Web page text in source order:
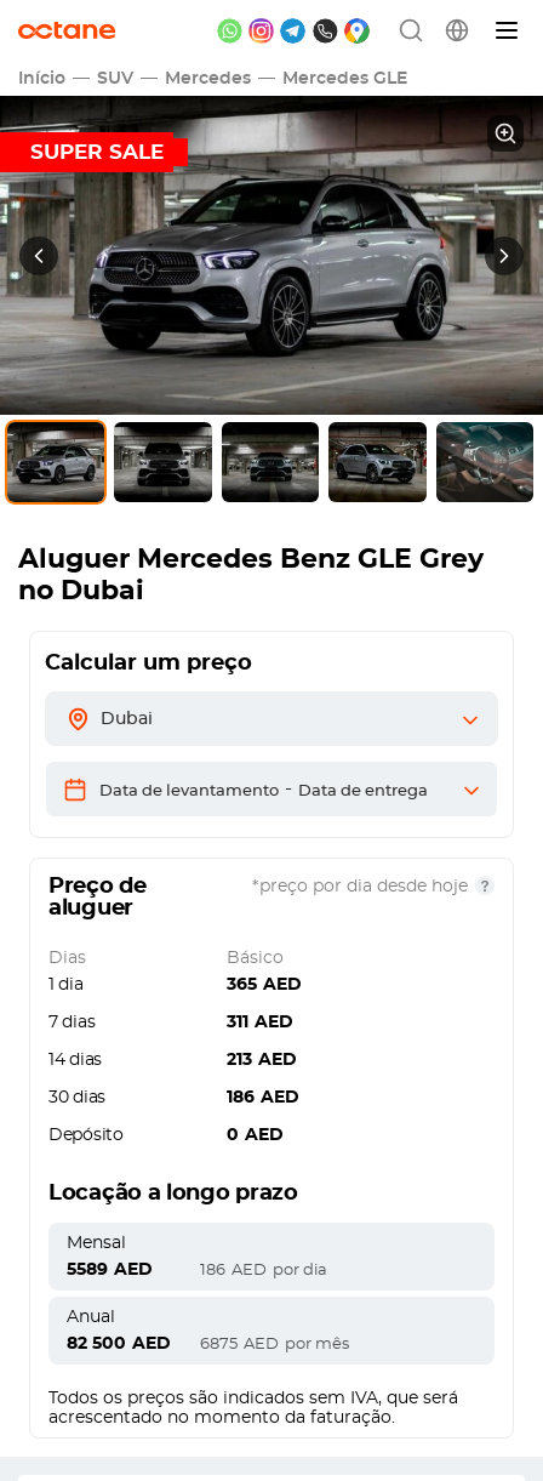
Início SUV Mercedes Mercedes GLE
SUPER SALE
Aluguer Mercedes Benz GLE Grey
no Dubai
Calcular um preço
Dubai
Data de levantamento - Data de entrega
Preço de
aluguer
*preço por dia desde hoje
Dias
Básico
1 dia
365 AED
7 dias 311 AED
14 dias 213 AED
30 dias 186 AED
Depósito 0 AED
Locação a longo prazo
Mensal
5589 AED 186 AED por dia
Anual
82 500 AED 6875 AED por mês
Todos os preços são indicados sem IVA, que será
acrescentado no momento da faturação.